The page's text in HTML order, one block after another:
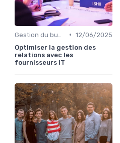
• 12/06/2025
Optimiser la gestion des
relations avec les
fournisseurs IT